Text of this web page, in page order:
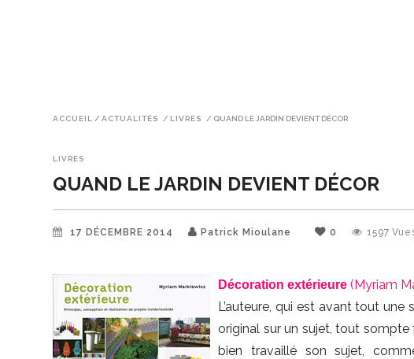
ACCUEIL / ACTUALITÉS / LIVRES / QUAND LE JARDIN DEVIENT DÉCOR
LIVRES
QUAND LE JARDIN DEVIENT DÉCOR
17 DÉCEMBRE 2014 Patrick Mioulane 0 1597
Décoration extérieure (Myriam
L’auteure, qui est avant tout une
original sur un sujet, tout
bien travaillé son sujet,